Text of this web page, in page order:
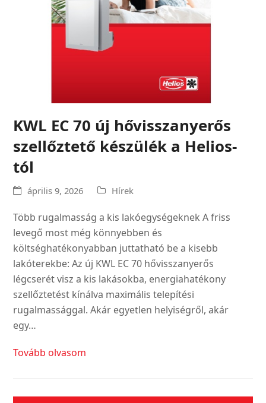
KWL EC 70 új hővisszanyerős
szellőztető készülék a Helios-
tól
április 9, 2026 Hírek
Több rugalmasság a kis lakóegységeknek A friss
levegő most még könnyebben és
költséghatékonyabban juttatható be a kisebb
lakóterekbe: Az új KWL EC 70 hővisszanyerős
légcserét visz a kis lakásokba, energiahatékony
szellőztetést kínálva maximális telepítési
rugalmassággal. Akár egyetlen helyiségről, akár
egy…
Tovább olvasom